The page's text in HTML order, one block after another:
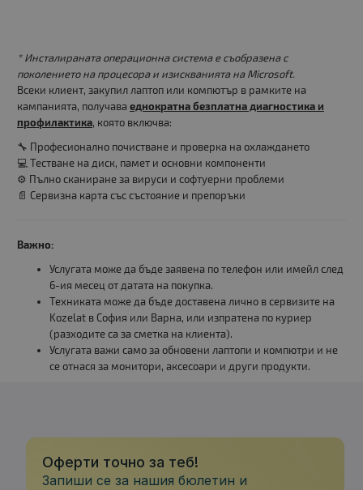
* Инсталираната операционна система е съобразена с
поколението на процесора и изискванията на Microsoft.
Всеки клиент, закупил лаптоп или компютър в рамките на
кампанията, получава еднократна безплатна диагностика и
профилактика, която включва:
🔧 Професионално почистване и проверка на охлаждането
💻 Тестване на диск, памет и основни компоненти
⚙️ Пълно сканиране за вируси и софтуерни проблеми
📄 Сервизна карта със състояние и препоръки
Важно:
Услугата може да бъде заявена по телефон или имейл след
6-ия месец от датата на покупка.
Техниката може да бъде доставена лично в сервизите на
Kozelat в София или Варна, или изпратена по куриер
(разходите са за сметка на клиента).
Услугата важи само за обновени лаптопи и компютри и не
се отнася за монитори, аксесоари и други продукти.
Оферти точно за теб!
Запиши се за нашия бюлетин и